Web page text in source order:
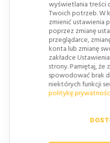
wyświetlania treści
Twoich potrzeb. W
zmienić ustawienia
poprzez zmianę
przeglądarce,
konta lub zmianę
zakładce
strony. Pamiętaj, że
spowodować brak
niektórych funkcji
politykę
dedykowanych
zapewniających
eksploatację.
Widoczność w
odblaskowym
na bokach elementów.
Trwałość i niskie
potrzeby częstej